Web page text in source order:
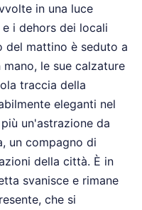
in una luce
i dehors dei locali
del mattino è seduto a
le sue calzature
traccia della
eleganti nel
un'astrazione da
un compagno di
della città. È in
svanisce e rimane
che si